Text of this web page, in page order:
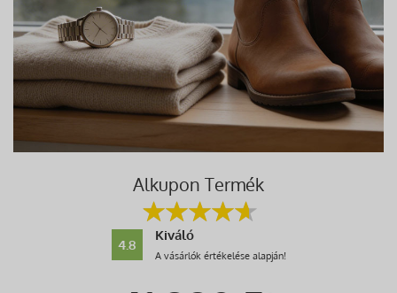
Alkupon Termék
4.8
Kiváló
A vásárlók értékelése alapján!